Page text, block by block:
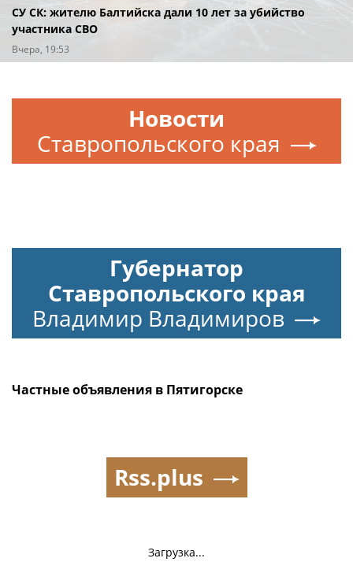
СУ СК: жителю Балтийска дали 10 лет за убийство
участника СВО
Вчера, 19:53
Новости
Ставропольского края
Губернатор
Ставропольского края
Владимир Владимиров
Частные объявления в Пятигорске
Загрузка...
Rss.plus